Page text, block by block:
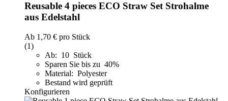
Reusable 4 pieces ECO Straw Set Strohalme
aus Edelstahl
Ab 1,70 € pro Stück
(1)
Ab: 10 Stück
Sparen Sie bis zu 40%
Material: Polyester
Bestand wird geprüft
Konfigurieren